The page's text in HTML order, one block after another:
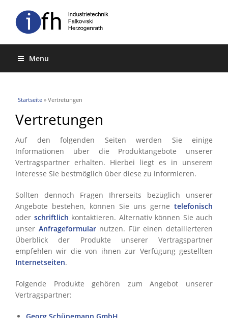
Menu
Sie sind hier
Startseite » Vertretungen
Vertretungen
Auf den folgenden Seiten werden Sie einige
Informationen über die Produktangebote unserer
Vertragspartner erhalten. Hierbei liegt es in unserem
Interesse Sie bestmöglich über diese zu informieren.
Sollten dennoch Fragen Ihrerseits bezüglich unserer
Angebote bestehen, können Sie uns gerne telefonisch
oder schriftlich kontaktieren. Alternativ können Sie auch
unser Anfrageformularnutzen. Für einen detailierteren
Überblick der Produkte unserer Vertragspartner
empfehlen wir die von ihnen zur Verfügung gestellten
Internetseiten.
Folgende Produkte gehören zum Angebot unserer
Vertragspartner: